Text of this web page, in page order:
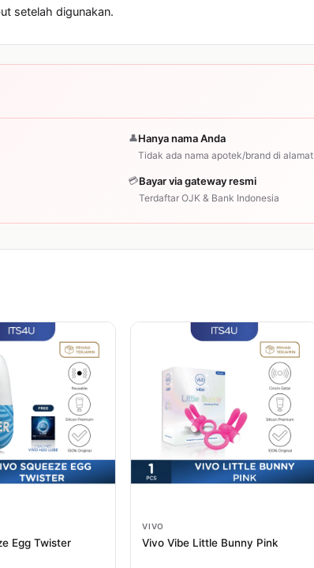
setelah digunakan.
👤Hanya nama Anda
Tidak ada nama apotek/brand di alamat
💳Bayar via gateway resmi
Terdaftar OJK & Bank Indonesia
Egg Twister
VIVO
Vivo Vibe Little Bunny Pink